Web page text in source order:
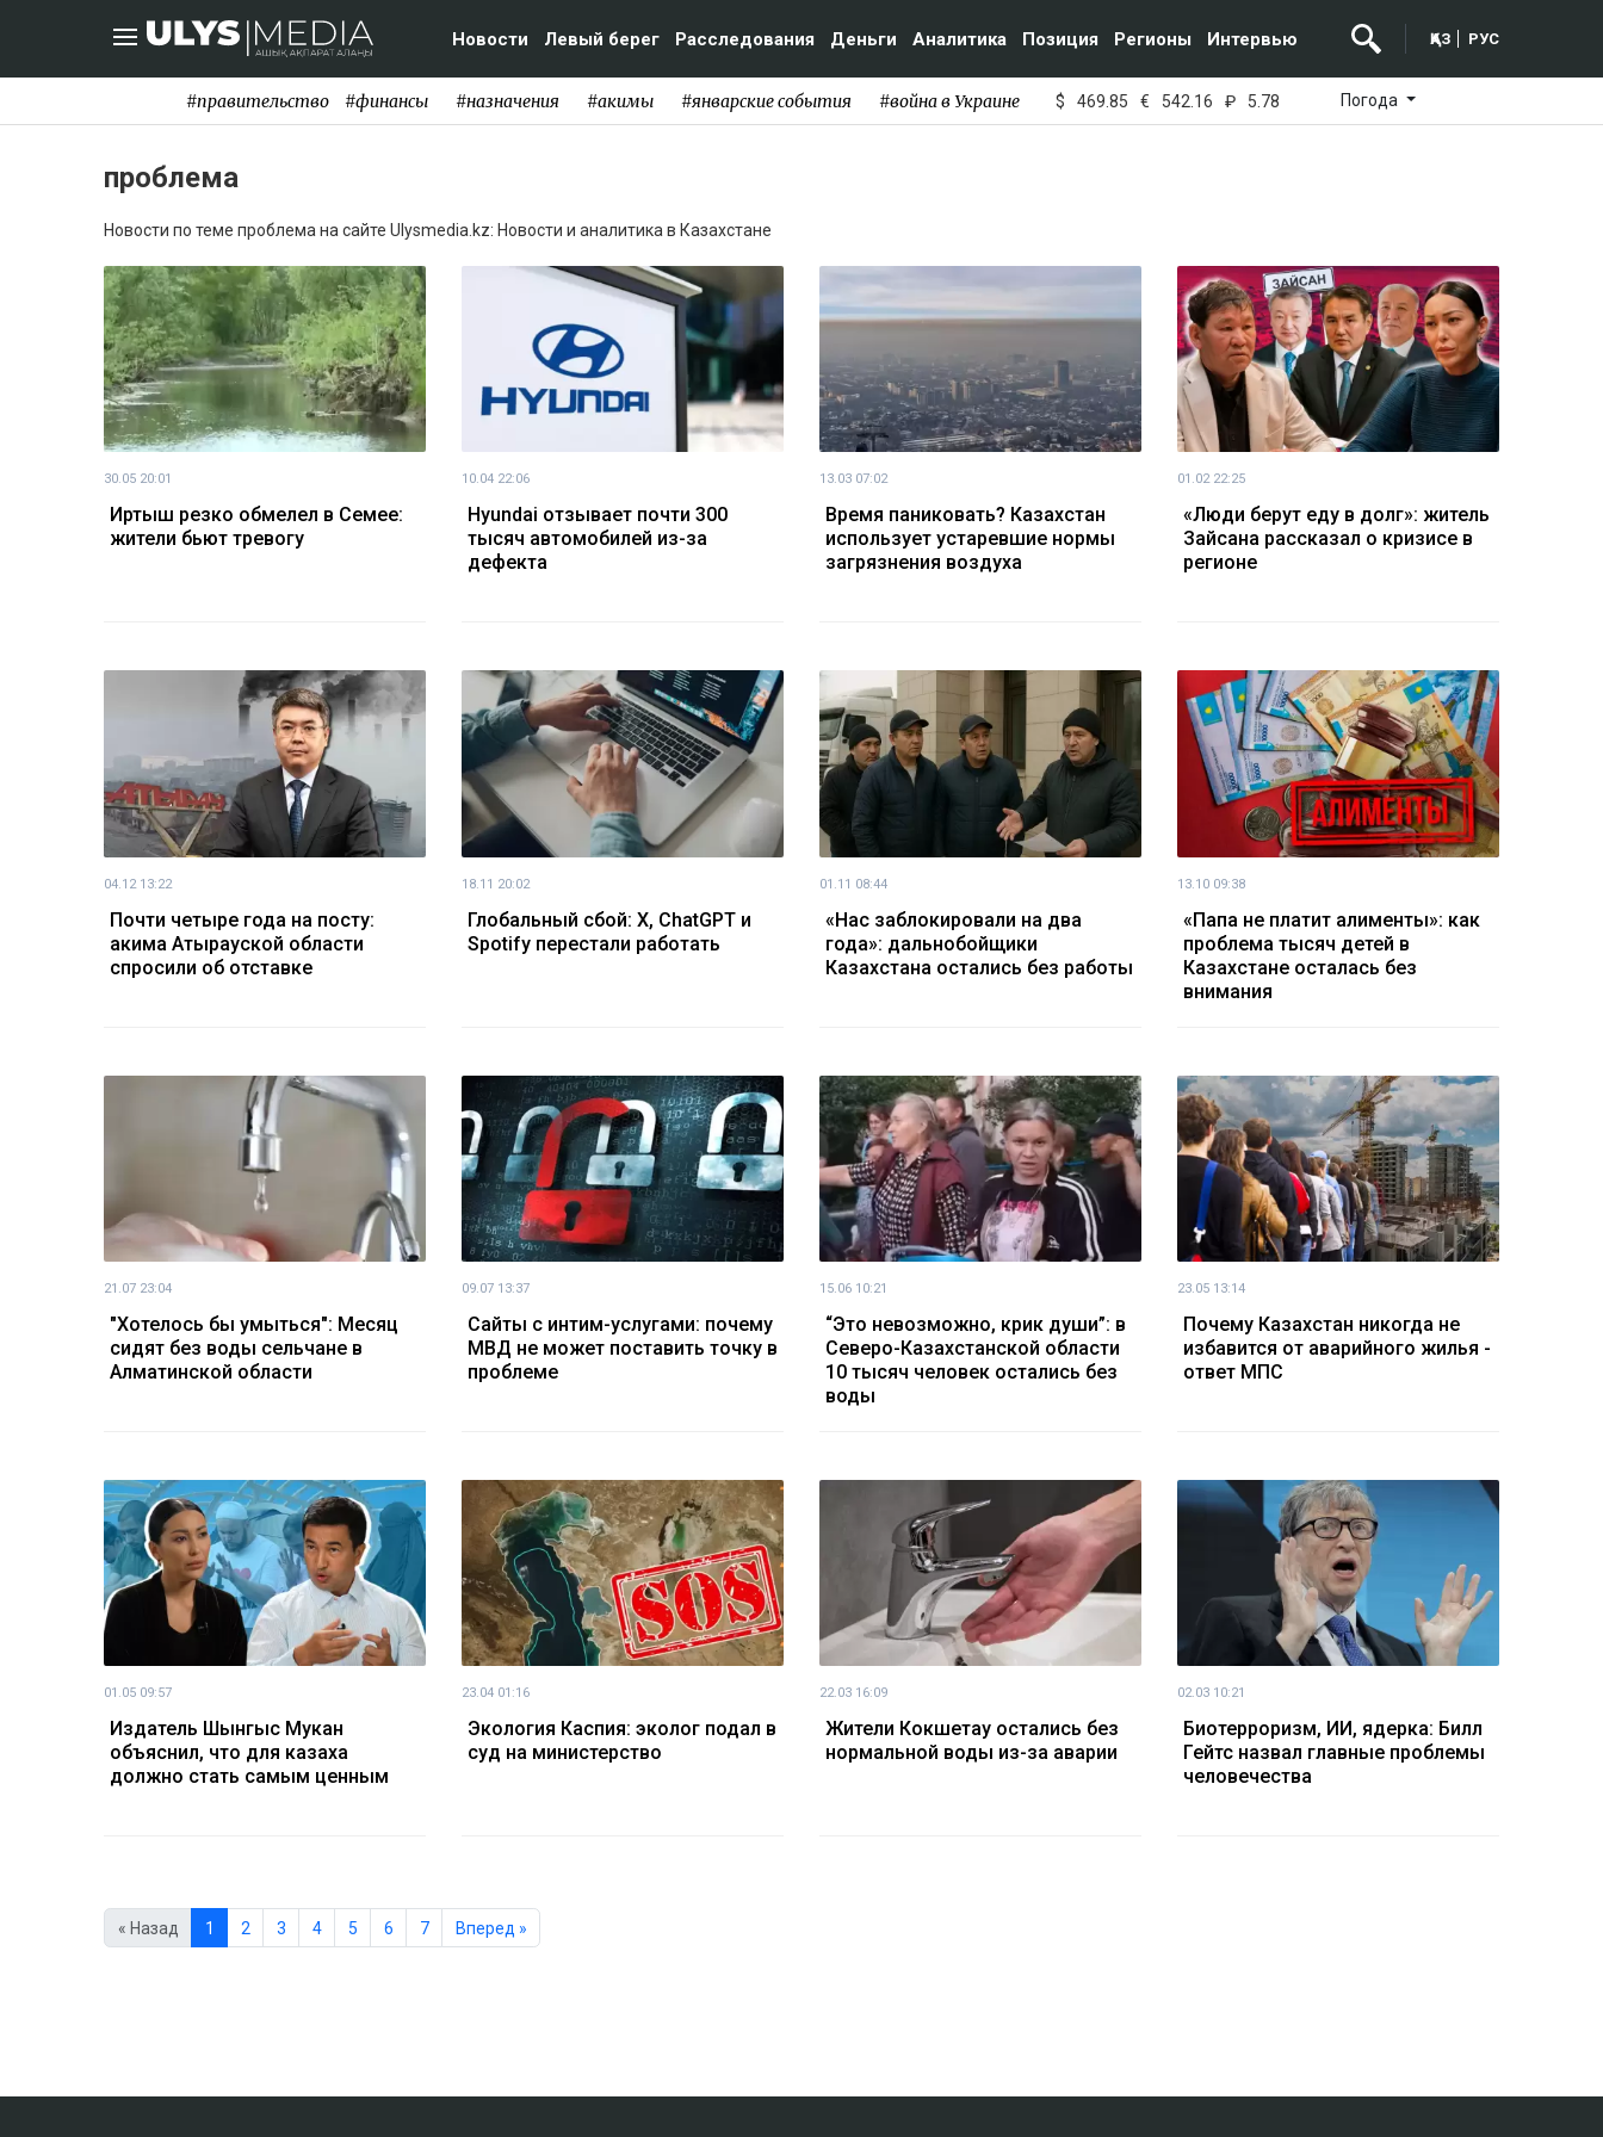
Новости Левый берег Расследования Деньги Аналитика Позиция Регионы Интервью ҚАЗ РУС
#правительство #финансы #назначения #акимы #январские события #война в Украине $ 469.85 € 542.16 ₽ 5.78 Погода
проблема
Новости по теме проблема на сайте Ulysmedia.kz: Новости и аналитика в Казахстане
30.05 20:01
Иртыш резко обмелел в Семее:
жители бьют тревогу
10.04 22:06
Hyundai отзывает почти 300
тысяч автомобилей из-за
дефекта
13.03 07:02
Время паниковать? Казахстан
использует устаревшие нормы
загрязнения воздуха
01.02 22:25
«Люди берут еду в долг»: житель
Зайсана рассказал о кризисе в
регионе
04.12 13:22
Почти четыре года на посту:
акима Атырауской области
спросили об отставке
18.11 20:02
Глобальный сбой: X, ChatGPT и
Spotify перестали работать
01.11 08:44
«Нас заблокировали на два
года»: дальнобойщики
Казахстана остались без работы
13.10 09:38
«Папа не платит алименты»: как
проблема тысяч детей в
Казахстане осталась без
внимания
21.07 23:04
"Хотелось бы умыться": Месяц
сидят без воды сельчане в
Алматинской области
09.07 13:37
Сайты с интим-услугами: почему
МВД не может поставить точку в
проблеме
15.06 10:21
“Это невозможно, крик души”: в
Северо-Казахстанской области
10 тысяч человек остались без
воды
23.05 13:14
Почему Казахстан никогда не
избавится от аварийного жилья -
ответ МПС
01.05 09:57
Издатель Шынгыс Мукан
объяснил, что для казаха
должно стать самым ценным
23.04 01:16
Экология Каспия: эколог подал в
суд на министерство
22.03 16:09
Жители Кокшетау остались без
нормальной воды из-за аварии
02.03 10:21
Биотерроризм, ИИ, ядерка: Билл
Гейтс назвал главные проблемы
человечества
« Назад 1 2 3 4 5 6 7 Вперед »